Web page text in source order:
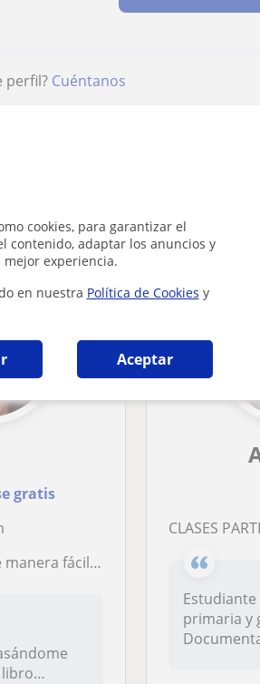
cookies, para garantizar el
contenido, adaptar los anuncios y
experiencia.
en nuestra Política de Cookies y
Aceptar
perfil? Cuéntanos
gratis
cuales son tus objetivos, empecemos!
CLASES PARTICULARES
primaria y